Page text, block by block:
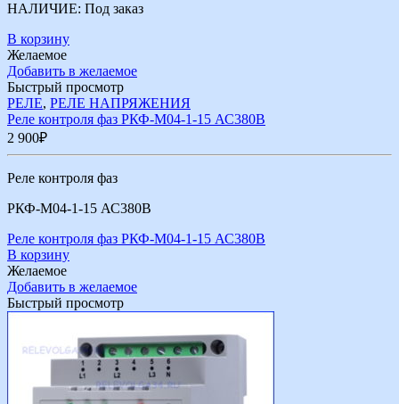
НАЛИЧИЕ: Под заказ
В корзину
Желаемое
Добавить в желаемое
Быстрый просмотр
РЕЛЕ, РЕЛЕ НАПРЯЖЕНИЯ
Реле контроля фаз РКФ-М04-1-15 АС380В
2 900₽
Реле контроля фаз
РКФ-М04-1-15 АС380В
Реле контроля фаз РКФ-М04-1-15 АС380В
В корзину
Желаемое
Добавить в желаемое
Быстрый просмотр